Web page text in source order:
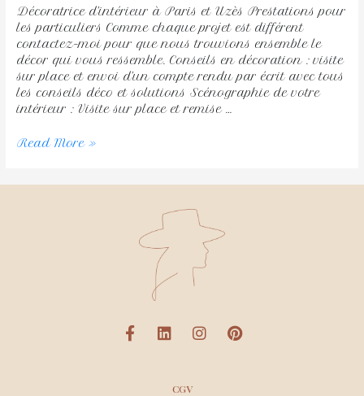
Décoratrice d’intérieur à Paris et Uzès Prestations pour
les particuliers Comme chaque projet est différent
contactez-moi pour que nous trouvions ensemble le
décor qui vous ressemble. Conseils en décoration : visite
sur place et envoi d’un compte rendu par écrit avec tous
les conseils déco et solutions Scénographie de votre
intérieur : Visite sur place et remise …
Read More »
CGV